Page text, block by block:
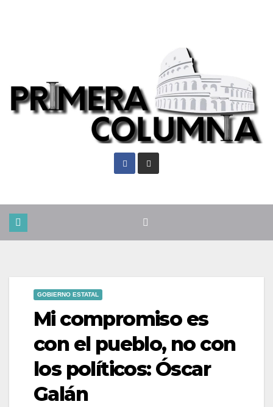
GOBIERNO ESTATAL
Mi compromiso es
con el pueblo, no con
los políticos: Óscar
Galán